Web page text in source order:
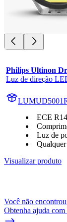
Philips Ultinon
Luz de direção
ECE
Luz de
Visualizar produto
Você não
Obtenha ajuda com